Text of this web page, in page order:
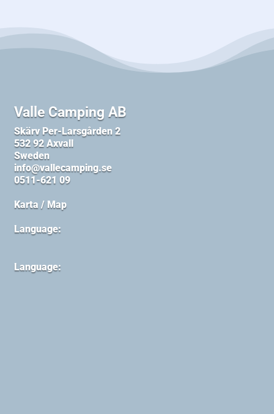
Valle Camping AB
Skärv Per-Larsgården 2
532 92 Axvall
Sweden
info@vallecamping.se
0511-621 09
Karta / Map
Language:
Language: